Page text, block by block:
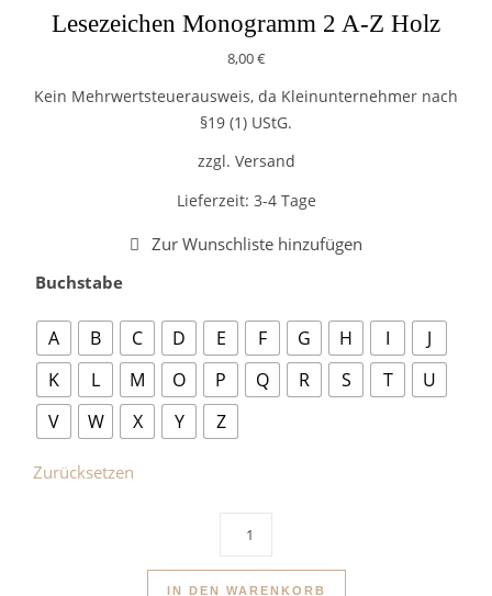
Lesezeichen Monogramm 2 A-Z Holz
8,00€
Kein Mehrwertsteuerausweis, da Kleinunternehmer nach
§19 (1) UStG.
zzgl. Versand
Lieferzeit: 3-4 Tage
Buchstabe
A B C D E F G H I
J
K
L M O P Q R S T
U
V
W X Y Z
Zurücksetzen
Lesezeichen Monogramm 2 A-Z
IN DEN WARENKORB